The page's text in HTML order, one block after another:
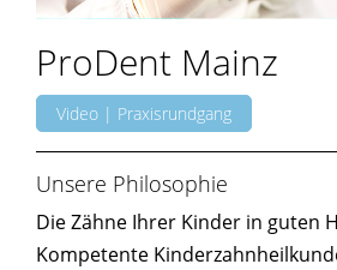
ProDent Mainz
Video | Praxisrundgang
Unsere Philosophie
Die Zähne Ihrer Kinder in guten
Kompetente